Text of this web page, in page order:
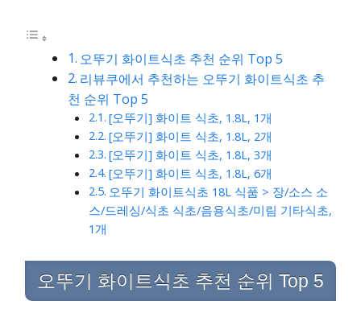
오뚜기 화이트식초 추천 순위 Top 5
리뷰쿠에서 추천하는 오뚜기 화이트식초 추
천 순위 Top 5
[오뚜기] 화이트 식초, 1.8L, 1개
[오뚜기] 화이트 식초, 1.8L, 2개
[오뚜기] 화이트 식초, 1.8L, 3개
[오뚜기] 화이트 식초, 1.8L, 6개
오뚜기 화이트식초 18L 식품 > 장/소스 소
스/드레싱/식초 식초/음용식초/미림 기타식초,
1개
오뚜기 화이트식초 추천 순위 Top 5